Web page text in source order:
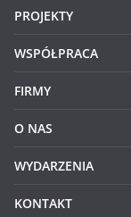
PROJEKTY
WSPÓŁPRACA
FIRMY
O NAS
WYDARZENIA
KONTAKT